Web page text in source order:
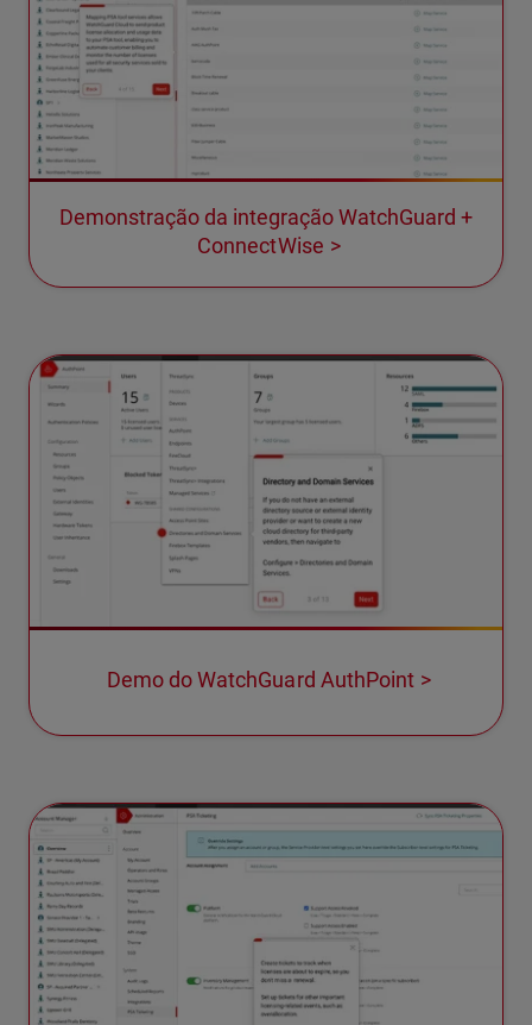
Demonstração da integração WatchGuard +
ConnectWise
Demo do WatchGuard AuthPoint